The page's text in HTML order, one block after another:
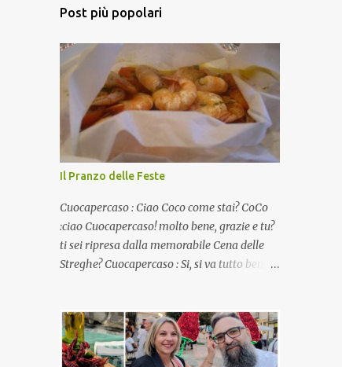
Post più popolari
Il Pranzo delle Feste
Cuocapercaso : Ciao Coco come stai? CoCo
:ciao Cuocapercaso! molto bene, grazie e tu?
ti sei ripresa dalla memorabile Cena delle
Streghe? Cuocapercaso : Si, si va tutto bene…
virtuale! CoCo : Eh già!! E adesso con le feste
che arrivano chissà che mangiate…a
proposito Cuoca cosa prepari domenica per